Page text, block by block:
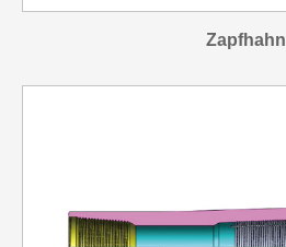
Zapfhahn